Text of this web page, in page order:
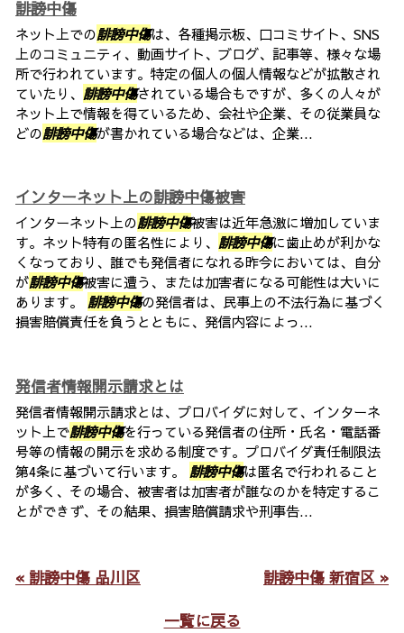
誹謗中傷
ネット上での誹謗中傷は、各種掲示板、口コミサイト、SNS
上のコミュニティ、動画サイト、ブログ、記事等、様々な場
所で行われています。特定の個人の個人情報などが拡散され
ていたり、 誹謗中傷されている場合もですが、多くの人々が
ネット上で情報を得ているため、会社や企業、その従業員な
どの誹謗中傷が書かれている場合などは、企業...
インターネット上の誹謗中傷被害
インターネット上の誹謗中傷被害は近年急激に増加していま
す。ネット特有の匿名性により、 誹謗中傷に歯止めが利かな
くなっており、誰でも発信者になれる昨今においては、自分
が誹謗中傷被害に遭う、または加害者になる可能性は大いに
あります。 誹謗中傷の発信者は、民事上の不法行為に基づく
損害賠償責任を負うとともに、発信内容によっ...
発信者情報開示請求とは
発信者情報開示請求とは、プロバイダに対して、インターネ
ット上で誹謗中傷を行っている発信者の住所・氏名・電話番
号等の情報の開示を求める制度です。プロバイダ責任制限法
第4条に基づいて行います。 誹謗中傷は匿名で行われること
が多く、その場合、被害者は加害者が誰なのかを特定するこ
とができず、その結果、損害賠償請求や刑事告...
« 誹謗中傷 品川区 誹謗中傷 新宿区 »
一覧に戻る